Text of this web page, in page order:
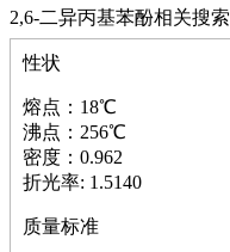
镁
锰
硅烷
林
醚
脒
钠
钼
萘
性状
熔点：18℃
沸点：256℃
密度：0.962
折光率: 1.5140
质量标准
2,6-二异丙基苯酚相关搜索